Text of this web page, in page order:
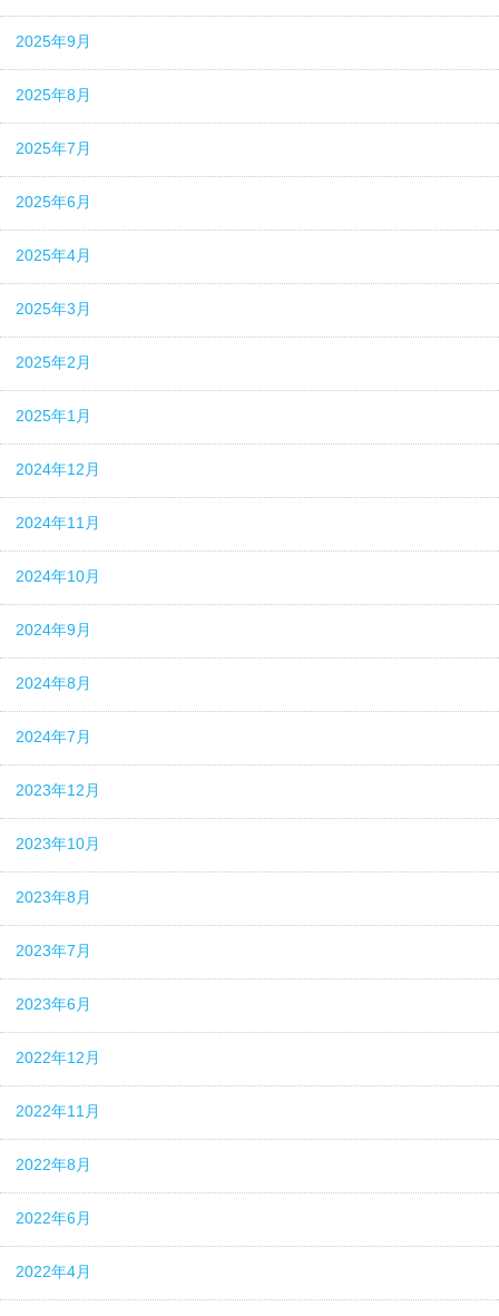
2025年9月
2025年8月
2025年7月
2025年6月
2025年4月
2025年3月
2025年2月
2025年1月
2024年12月
2024年11月
2024年10月
2024年9月
2024年8月
2024年7月
2023年12月
2023年10月
2023年8月
2023年7月
2023年6月
2022年12月
2022年11月
2022年8月
2022年6月
2022年4月